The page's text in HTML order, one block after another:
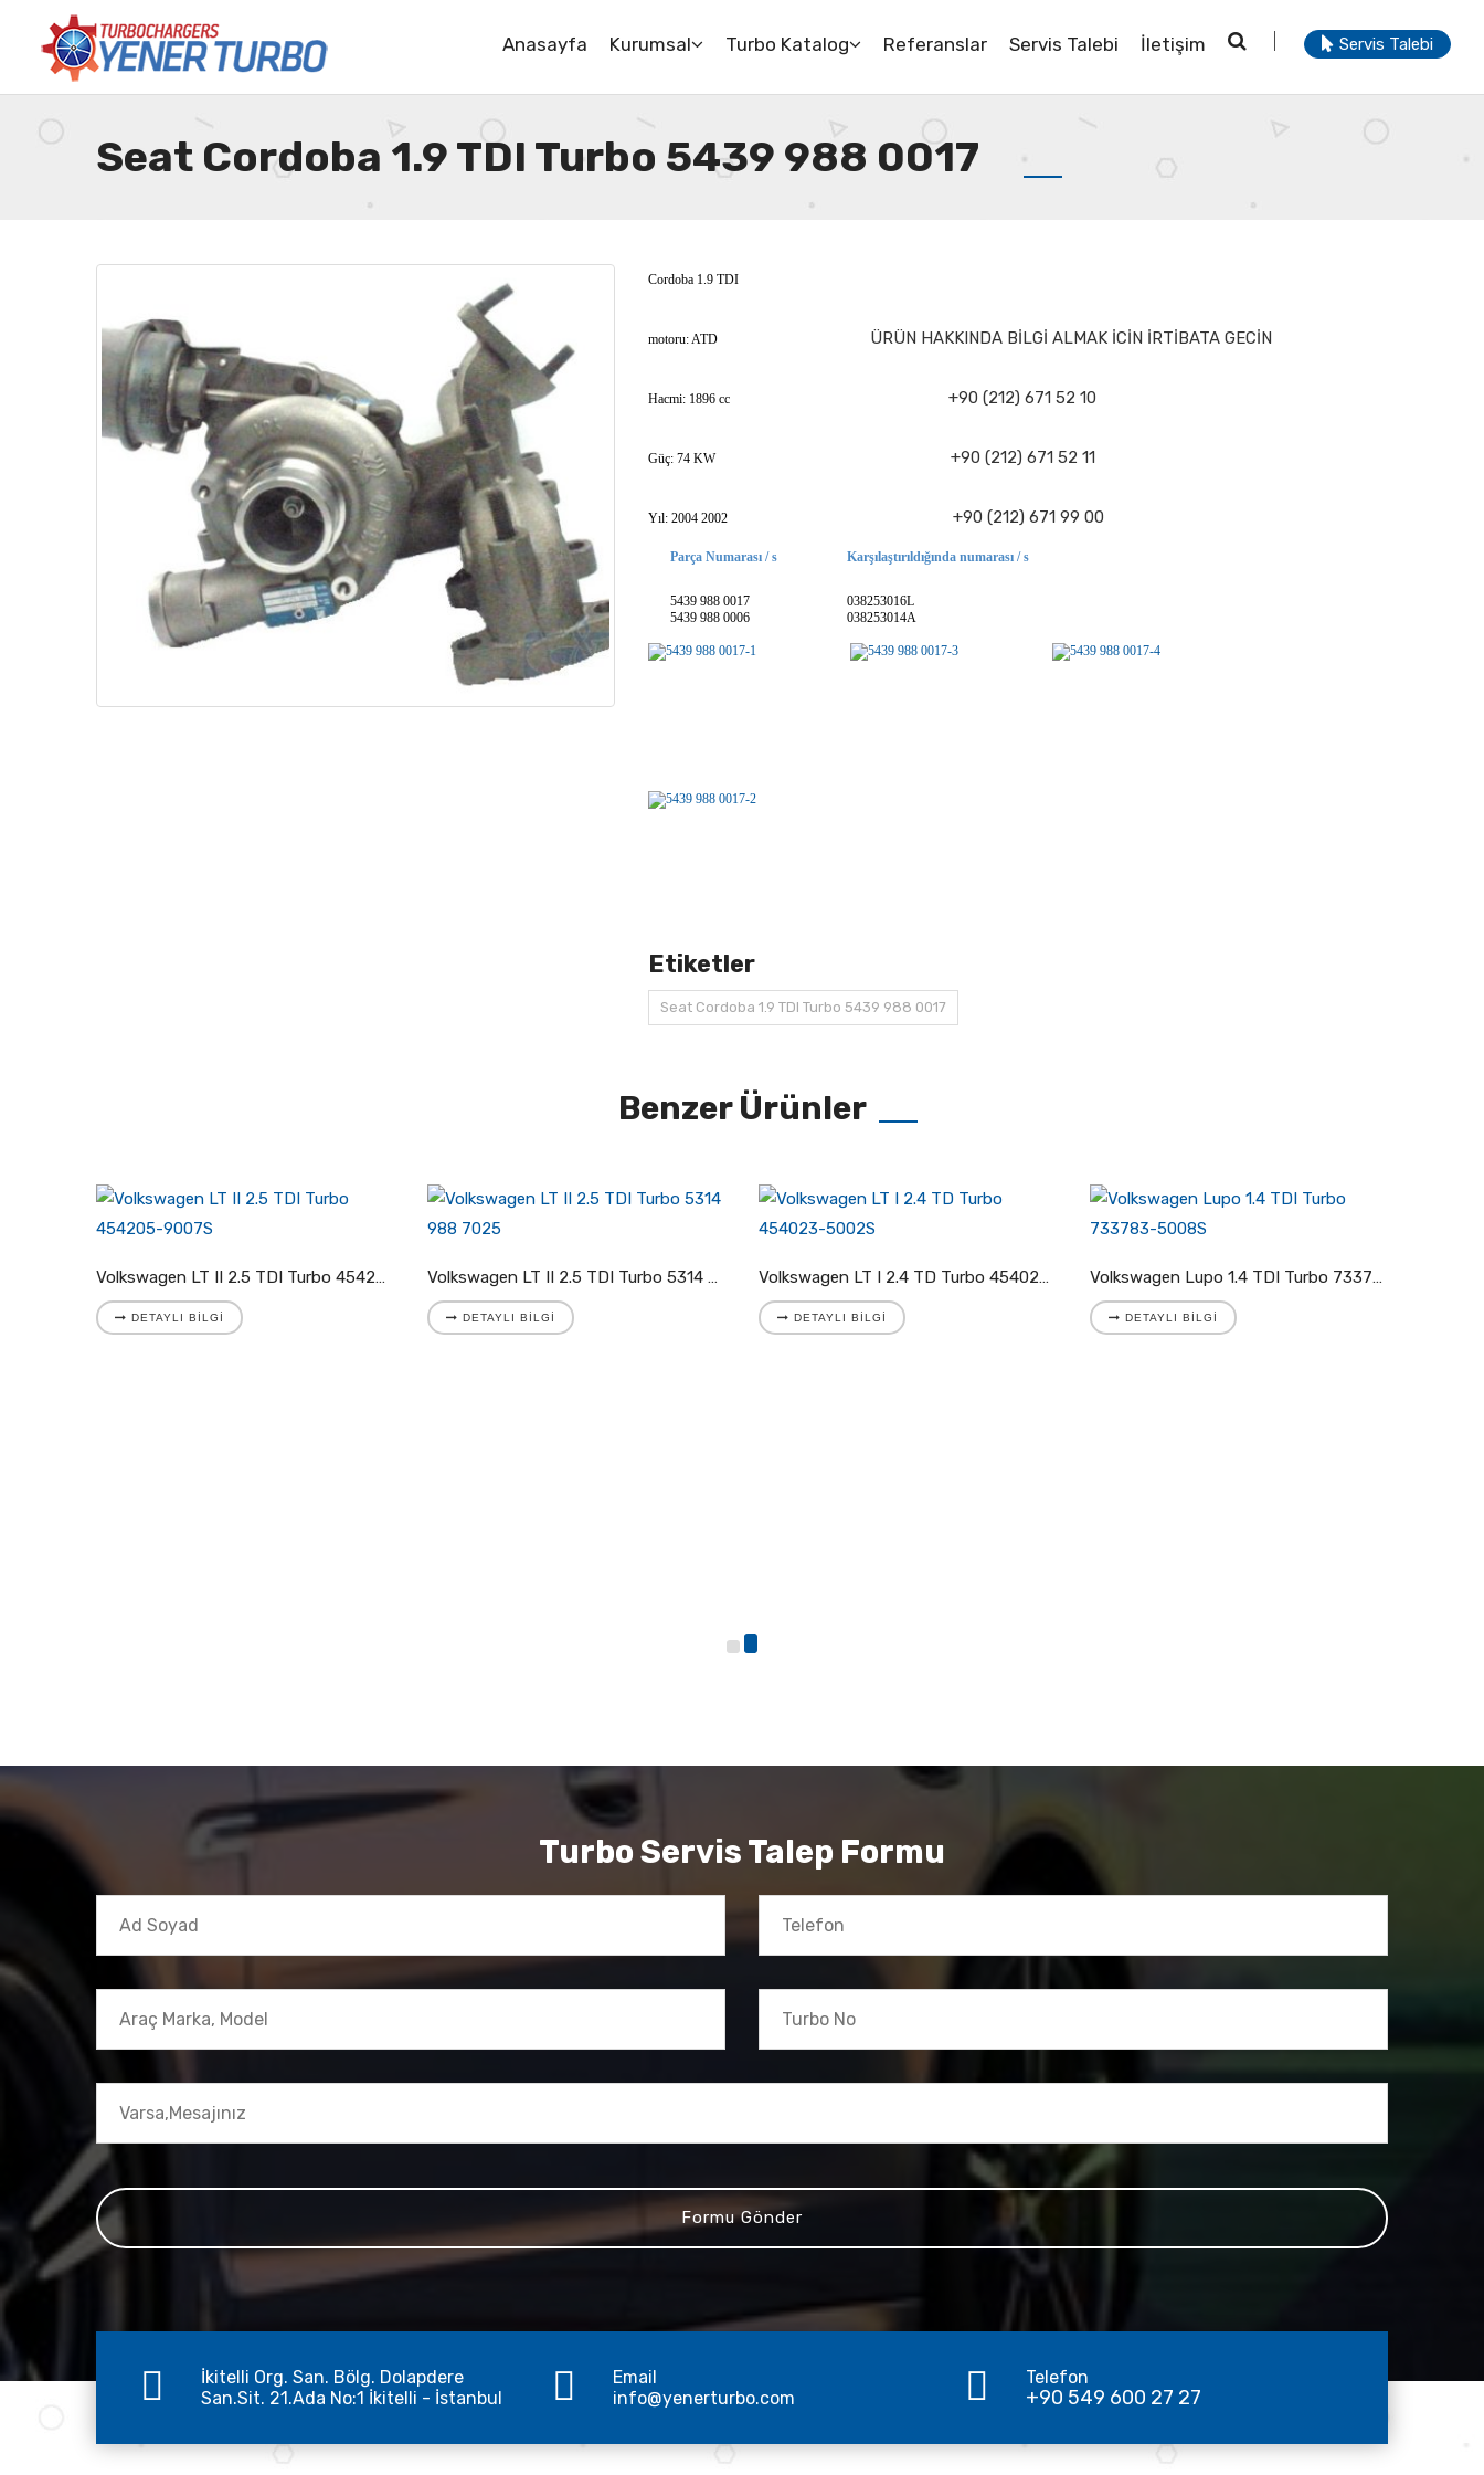
Anasayfa Kurumsal Turbo Katalog Referanslar Servis Talebi İletişim Servis Talebi
Seat Cordoba 1.9 TDI Turbo 5439 988 0017
Cordoba 1.9 TDI
motoru: ATD ÜRÜN HAKKINDA BİLGİ ALMAK İCİN İRTİBATA GECİN
Hacmi: 1896 cc +90 (212) 671 52 10
Güç: 74 KW +90 (212) 671 52 11
Yıl: 2004 2002 +90 (212) 671 99 00
Parça Numarası / s
5439 988 0017
5439 988 0006
Karşılaştırıldığında numarası / s
038253016L
038253014A
Etiketler
Seat Cordoba 1.9 TDI Turbo 5439 988 0017
Benzer Ürünler
Volkswagen LT II 2.5 TDI Turbo 454205-9007S
DETAYLI BILGI
Volkswagen LT II 2.5 TDI Turbo 5314 988 7025
DETAYLI BILGI
Volkswagen LT I 2.4 TD Turbo 454023-5002S
DETAYLI BILGI
Volkswagen Lupo 1.4 TDI Turbo 733783-5008S
DETAYLI BILGI
Turbo Servis Talep Formu
İkitelli Org. San. Bölg. Dolapdere
San.Sit. 21.Ada No:1 İkitelli - İstanbul
Email
info@yenerturbo.com
Telefon
+90 549 600 27 27